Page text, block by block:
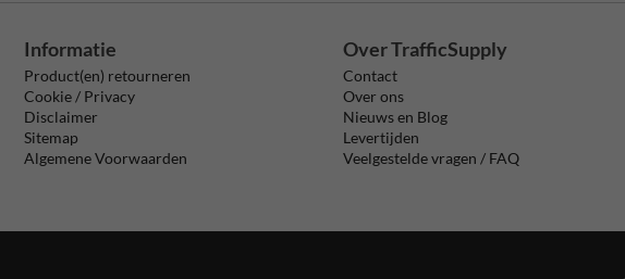
Informatie
Product(en) retourneren
Cookie / Privacy
Disclaimer
Sitemap
Algemene Voorwaarden
Over TrafficSupply
Contact
Over ons
Nieuws en Blog
Levertijden
Veelgestelde vragen / FAQ